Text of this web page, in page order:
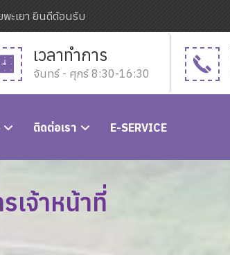
พะเยา ยินดีต้อนรับ
เวลาทำการ
จันทร์ - ศุกร์ 8:30-16:30
ติดต่อเรา E-SERVICE
เจ้าหน้าที่